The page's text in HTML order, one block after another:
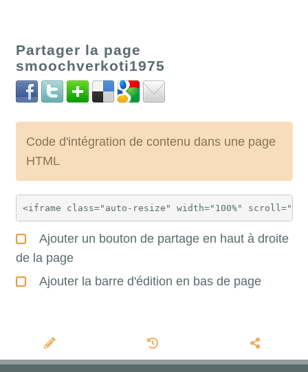
Partager la page
smoochverkoti1975
Code d'intégration de contenu dans une page
HTML
Ajouter un bouton de partage en haut à droite
de la page
Ajouter la barre d'édition en bas de page